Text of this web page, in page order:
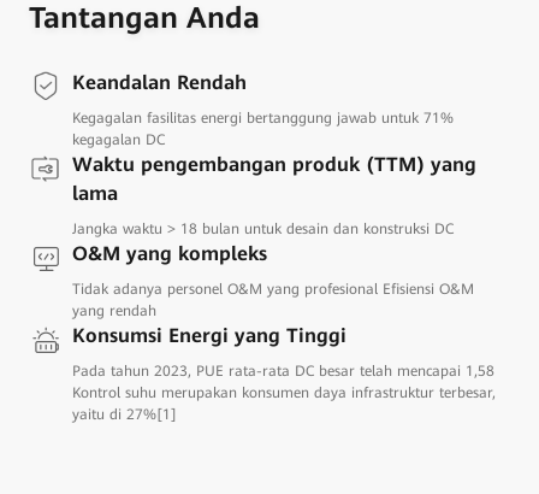
Tantangan Anda
Keandalan Rendah
Kegagalan fasilitas energi bertanggung jawab untuk 71%
kegagalan DC
Waktu pengembangan produk (TTM) yang
lama
Jangka waktu > 18 bulan untuk desain dan konstruksi DC
O&M yang kompleks
Tidak adanya personel O&M yang profesional Efisiensi O&M
yang rendah
Konsumsi Energi yang Tinggi
Pada tahun 2023, PUE rata-rata DC besar telah mencapai 1,58
Kontrol suhu merupakan konsumen daya infrastruktur terbesar,
yaitu di 27%[1]